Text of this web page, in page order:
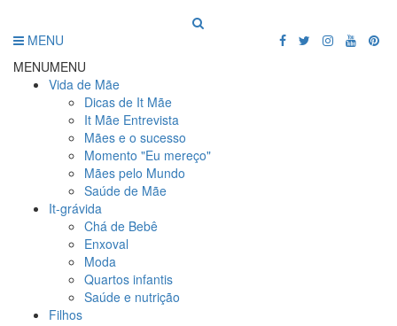
MENU
MENUMENU
Vida de Mãe
Dicas de It Mãe
It Mãe Entrevista
Mães e o sucesso
Momento "Eu mereço"
Mães pelo Mundo
Saúde de Mãe
It-grávida
Chá de Bebê
Enxoval
Moda
Quartos infantis
Saúde e nutrição
Filhos